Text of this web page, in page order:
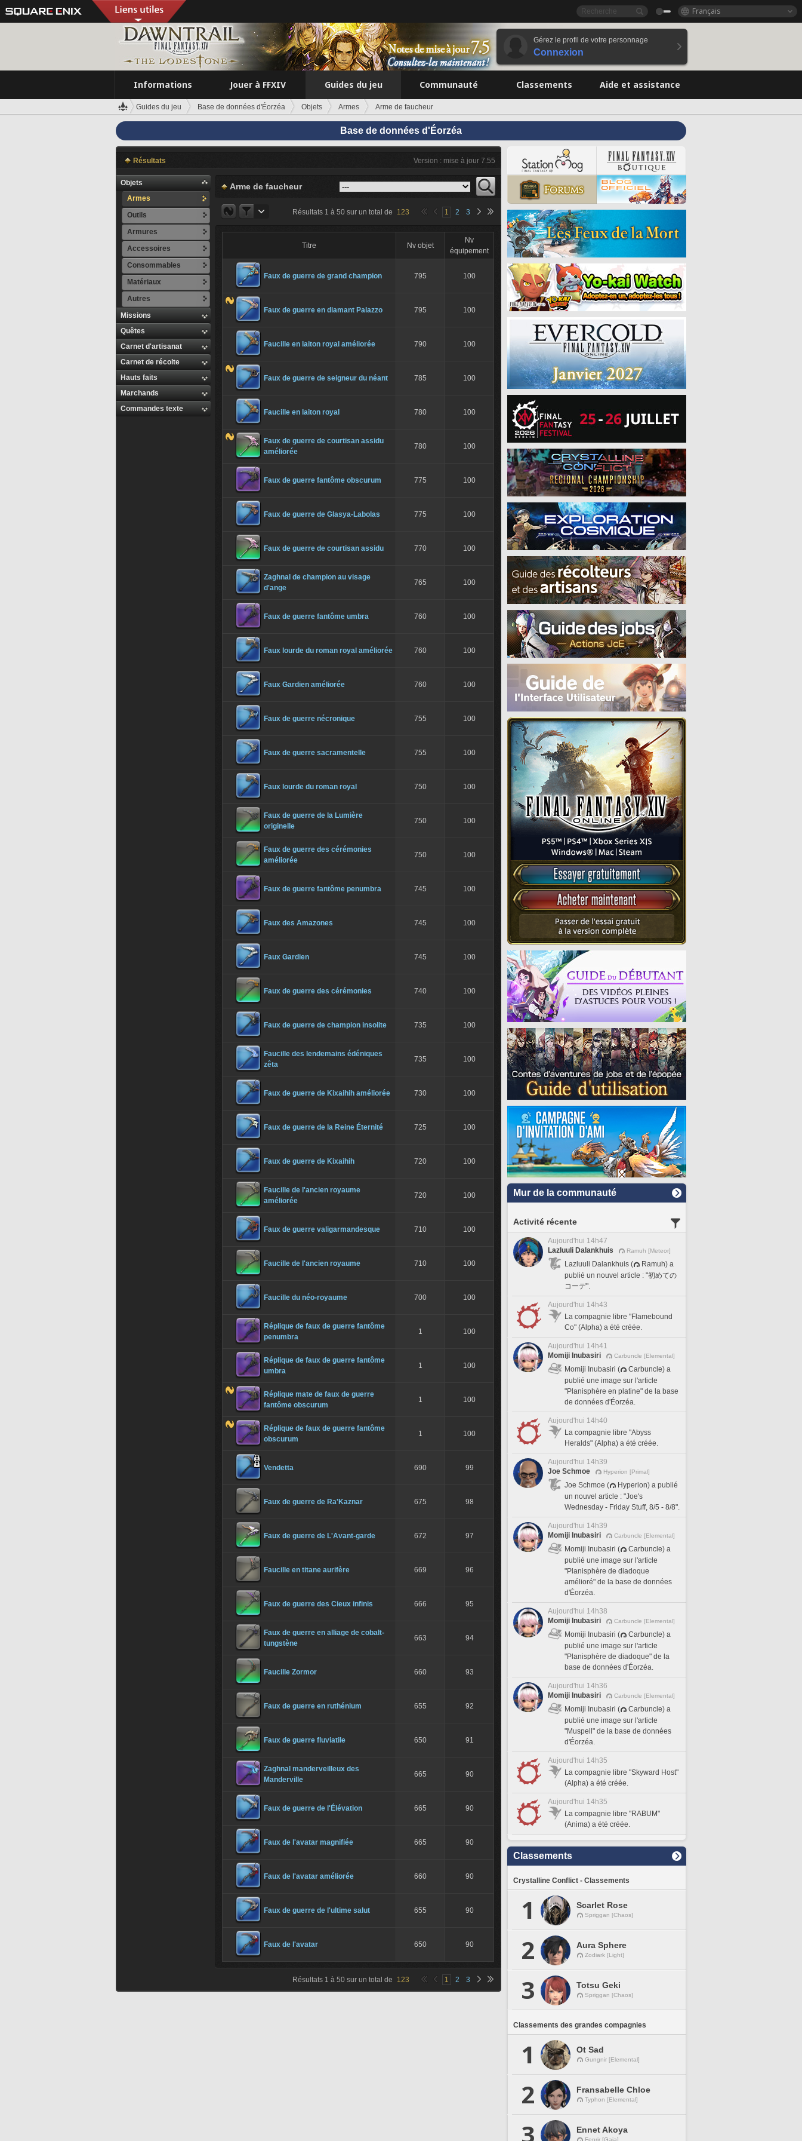
Français
Gérez le profil de votre personnage
Connexion
Informations Jouer à FFXIV Guides du jeu Communauté Classements Aide et assistance
Guides du jeu Base de données d'Éorzéa Objets Armes Arme de faucheur
Base de données d'Éorzéa
Résultats Version : mise à jour 7.55
Objets
Armes
Outils
Armures
Accessoires
Consommables
Matériaux
Autres
Missions
Quêtes
Carnet d'artisanat
Carnet de récolte
Hauts faits
Marchands
Commandes texte
Arme de faucheur
Résultats 1 à 50 sur un total de 123 1 2 3
Titre Nv objet
Nv
équipement
Faux de guerre de grand champion 795 100
Faux de guerre en diamant Palazzo 795 100
Faucille en laiton royal améliorée 790 100
Faux de guerre de seigneur du néant 785 100
Faucille en laiton royal 780 100
Faux de guerre de courtisan assidu
améliorée
780 100
Faux de guerre fantôme obscurum 775 100
Faux de guerre de Glasya-Labolas 775 100
Faux de guerre de courtisan assidu 770 100
Zaghnal de champion au visage
d'ange
765 100
Faux de guerre fantôme umbra 760 100
Faux lourde du roman royal améliorée 760 100
Faux Gardien améliorée 760 100
Faux de guerre nécronique 755 100
Faux de guerre sacramentelle 755 100
Faux lourde du roman royal 750 100
Faux de guerre de la Lumière
originelle
750 100
Faux de guerre des cérémonies
améliorée
750 100
Faux de guerre fantôme penumbra 745 100
Faux des Amazones 745 100
Faux Gardien 745 100
Faux de guerre des cérémonies 740 100
Faux de guerre de champion insolite 735 100
Faucille des lendemains édéniques
zêta
735 100
Faux de guerre de Kixaihih améliorée 730 100
Faux de guerre de la Reine Éternité 725 100
Faux de guerre de Kixaihih 720 100
Faucille de l'ancien royaume
améliorée
720 100
Faux de guerre valigarmandesque 710 100
Faucille de l'ancien royaume 710 100
Faucille du néo-royaume 700 100
Réplique de faux de guerre fantôme
penumbra
1 100
Réplique de faux de guerre fantôme
umbra
1 100
Réplique mate de faux de guerre
fantôme obscurum
1 100
Réplique de faux de guerre fantôme
obscurum
1 100
Vendetta 690 99
Faux de guerre de Ra'Kaznar 675 98
Faux de guerre de L'Avant-garde 672 97
Faucille en titane aurifère 669 96
Faux de guerre des Cieux infinis 666 95
Faux de guerre en alliage de cobalt-
tungstène
663 94
Faucille Zormor 660 93
Faux de guerre en ruthénium 655 92
Faux de guerre fluviatile 650 91
Zaghnal manderveilleux des
Manderville
665 90
Faux de guerre de l'Élévation 665 90
Faux de l'avatar magnifiée 665 90
Faux de l'avatar améliorée 660 90
Faux de guerre de l'ultime salut 655 90
Faux de l'avatar 650 90
Résultats 1 à 50 sur un total de 123 1 2 3
Mur de la communauté
Activité récente
Aujourd'hui 14h47
Lazluuli Dalankhuis
Ramuh [Meteor]
Lazluuli Dalankhuis (
Ramuh) a
publié un nouvel article : "初めての
コーデ".
Aujourd'hui 14h43
La compagnie libre "Flamebound
Co" (Alpha) a été créée.
Aujourd'hui 14h41
Momiji Inubasiri
Carbuncle [Elemental]
Momiji Inubasiri (
Carbuncle) a
publié une image sur l'article
"Planisphère en platine" de la base
de données d'Éorzéa.
Aujourd'hui 14h40
La compagnie libre "Abyss
Heralds" (Alpha) a été créée.
Aujourd'hui 14h39
Joe Schmoe
Hyperion [Primal]
Joe Schmoe (
Hyperion) a publié
un nouvel article : "Joe's
Wednesday - Friday Stuff, 8/5 - 8/8".
Aujourd'hui 14h39
Momiji Inubasiri
Carbuncle [Elemental]
Momiji Inubasiri (
Carbuncle) a
publié une image sur l'article
"Planisphère de diadoque
amélioré" de la base de données
d'Éorzéa.
Aujourd'hui 14h38
Momiji Inubasiri
Carbuncle [Elemental]
Momiji Inubasiri (
Carbuncle) a
publié une image sur l'article
"Planisphère de diadoque" de la
base de données d'Éorzéa.
Aujourd'hui 14h36
Momiji Inubasiri
Carbuncle [Elemental]
Momiji Inubasiri (
Carbuncle) a
publié une image sur l'article
"Muspell" de la base de données
d'Éorzéa.
Aujourd'hui 14h35
La compagnie libre "Skyward Host"
(Alpha) a été créée.
Aujourd'hui 14h35
La compagnie libre "RABUM"
(Anima) a été créée.
Classements
Crystalline Conflict - Classements
1 Scarlet Rose
Spriggan [Chaos]
2 Aura Sphere
Zodiark [Light]
3 Totsu Geki
Spriggan [Chaos]
Classements des grandes compagnies
1 Ot Sad
Gungnir [Elemental]
2 Fransabelle Chloe
Typhon [Elemental]
3 Ennet Akoya
Fenrir [Gaia]